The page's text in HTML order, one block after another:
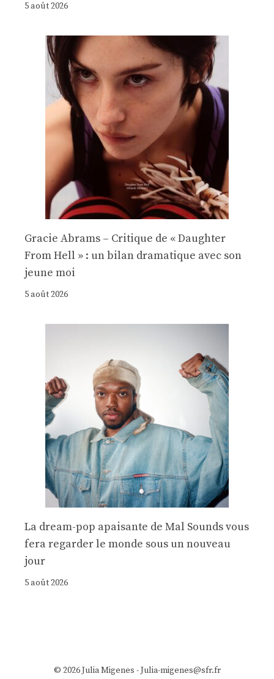
5 août 2026
Gracie Abrams – Critique de « Daughter
From Hell » : un bilan dramatique avec son
jeune moi
5 août 2026
La dream-pop apaisante de Mal Sounds vous
fera regarder le monde sous un nouveau
jour
5 août 2026
© 2026 Julia Migenes - Julia-migenes@sfr.fr